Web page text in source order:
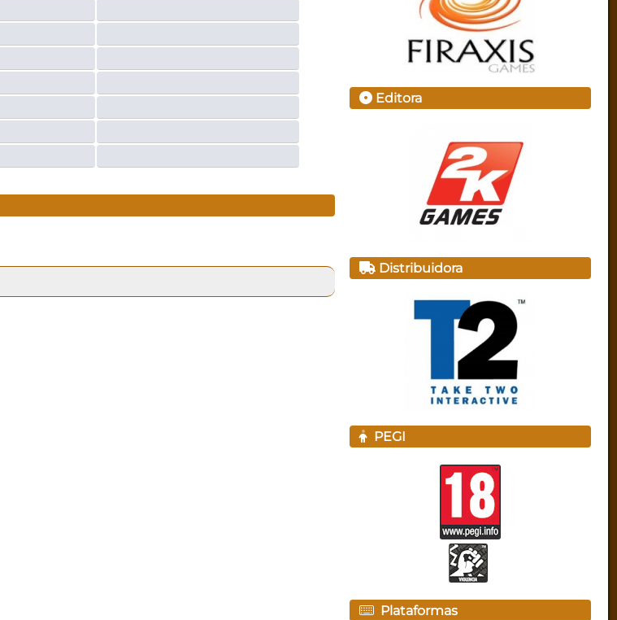
Editora
Distribuidora
PEGI
Plataformas